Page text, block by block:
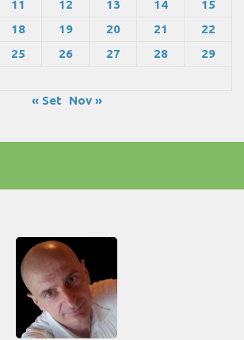
11 12 13 14
15
18 19 20 21
22
25 26 27 28
29
« Set
Nov »